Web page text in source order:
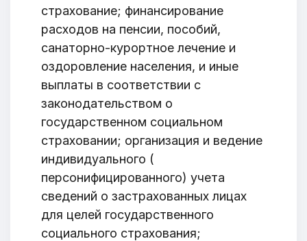
страхование; финансирование
расходов на пенсии, пособий,
санаторно-курортное лечение и
оздоровление населения, и иные
выплаты в соответствии с
законодательством о
государственном социальном
страховании; организация и ведение
индивидуального (
персонифицированного) учета
сведений о застрахованных лицах
для целей государственного
социального страхования;